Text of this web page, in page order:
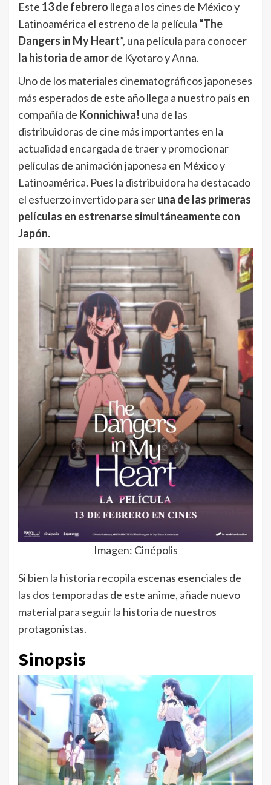
Este 13 de febrero llega a los cines de México y
Latinoamérica el estreno de la película “The
Dangers in My Heart”, una película para conocer
la historia de amorde Kyotaro y Anna.
Uno de los materiales cinematográficos japoneses
más esperados de este año llega a nuestro país en
compañía de Konnichiwa! una de las
distribuidoras de cine más importantes en la
actualidad encargada de traer y promocionar
películas de animación japonesa en México y
Latinoamérica. Pues la distribuidora ha destacado
el esfuerzo invertido para seruna de las primeras
películas en estrenarse simultáneamente con
Japón.
Imagen: Cinépolis
Si bien la historia recopila escenas esenciales de
las dos temporadas de este anime, añade nuevo
material para seguir la historia de nuestros
protagonistas.
Sinopsis